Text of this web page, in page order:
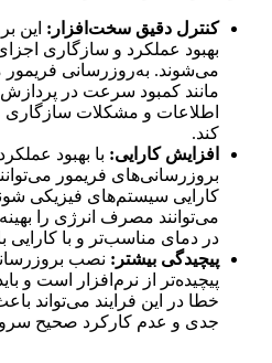
کنترل دقیق سخت‌افزار: این
بهبود عملکرد و سازگاری
می‌شوند. به‌روزرسانی
مانند کمبود سرعت در پردازش
اطلاعات و مشکلات سازگاری
کند.
افزایش کارایی: با بهبود
بروزرسانی‌های فریمور
کارایی سیستم‌های فیزیکی
می‌توانند مصرف انرژی را
در دمای مناسب‌تر و با کارایی
پیچیدگی بیشتر: نصب
پیچیده‌تر از نرم‌افزار است و
خطا در این فرایند می‌تواند
جدی و عدم کارکرد صحیح